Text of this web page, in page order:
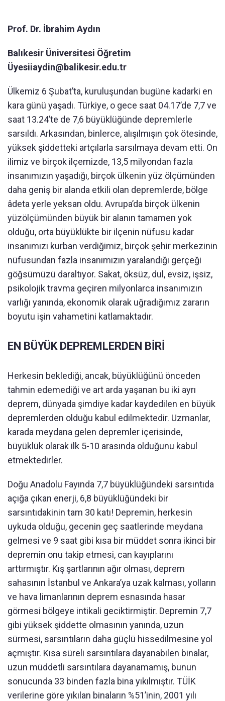
Prof. Dr. İbrahim Aydın
Balıkesir Üniversitesi Öğretim
Üyesiiaydin@balikesir.edu.tr
Ülkemiz 6 Şubat’ta, kuruluşundan bugüne kadarki en
kara günü yaşadı. Türkiye, o gece saat 04.17’de 7,7 ve
saat 13.24’te de 7,6 büyüklüğünde depremlerle
sarsıldı. Arkasından, binlerce, alışılmışın çok ötesinde,
yüksek şiddetteki artçılarla sarsılmaya devam etti. On
ilimiz ve birçok ilçemizde, 13,5 milyondan fazla
insanımızın yaşadığı, birçok ülkenin yüz ölçümünden
daha geniş bir alanda etkili olan depremlerde, bölge
âdeta yerle yeksan oldu. Avrupa’da birçok ülkenin
yüzölçümünden büyük bir alanın tamamen yok
olduğu, orta büyüklükte bir ilçenin nüfusu kadar
insanımızı kurban verdiğimiz, birçok şehir merkezinin
nüfusundan fazla insanımızın yaralandığı gerçeği
göğsümüzü daraltıyor. Sakat, öksüz, dul, evsiz, işsiz,
psikolojik travma geçiren milyonlarca insanımızın
varlığı yanında, ekonomik olarak uğradığımız zararın
boyutu işin vahametini katlamaktadır.
EN BÜYÜK DEPREMLERDEN BİRİ
Herkesin beklediği, ancak, büyüklüğünü önceden
tahmin edemediği ve art arda yaşanan bu iki ayrı
deprem, dünyada şimdiye kadar kaydedilen en büyük
depremlerden olduğu kabul edilmektedir. Uzmanlar,
karada meydana gelen depremler içerisinde,
büyüklük olarak ilk 5-10 arasında olduğunu kabul
etmektedirler.
Doğu Anadolu Fayında 7,7 büyüklüğündeki sarsıntıda
açığa çıkan enerji, 6,8 büyüklüğündeki bir
sarsıntıdakinin tam 30 katı! Depremin, herkesin
uykuda olduğu, gecenin geç saatlerinde meydana
gelmesi ve 9 saat gibi kısa bir müddet sonra ikinci bir
depremin onu takip etmesi, can kayıplarını
arttırmıştır. Kış şartlarının ağır olması, deprem
sahasının İstanbul ve Ankara’ya uzak kalması, yolların
ve hava limanlarının deprem esnasında hasar
görmesi bölgeye intikali geciktirmiştir. Depremin 7,7
gibi yüksek şiddette olmasının yanında, uzun
sürmesi, sarsıntıların daha güçlü hissedilmesine yol
açmıştır. Kısa süreli sarsıntılara dayanabilen binalar,
uzun müddetli sarsıntılara dayanamamış, bunun
sonucunda 33 binden fazla bina yıkılmıştır. TÜİK
verilerine göre yıkılan binaların %51’inin, 2001 yılı